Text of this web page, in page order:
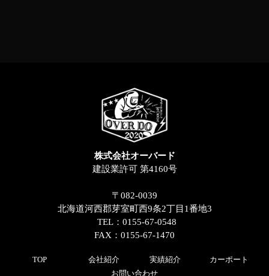
株式会社オーバード
建設業許可 第4160号
〒082-0039
北海道河西郡芽室町西9条2丁目1番地3
TEL：0155-67-0548
FAX：0155-67-1470
TOP 会社紹介 実績紹介
カーポート
お問い合わせ